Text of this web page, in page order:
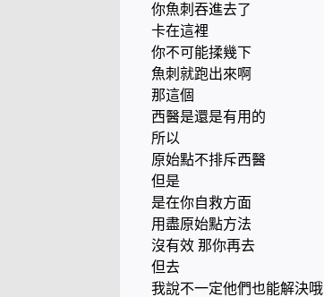
你魚刺吞進去了
卡在這裡
你不可能揉幾下
魚刺就跑出來啊
那這個
西醫是還是有用的
所以
原始點不排斥西醫
但是
是在你自救方面
用盡原始點方法
沒有效 那你再去
但去
我說不一定他們也能解決哦